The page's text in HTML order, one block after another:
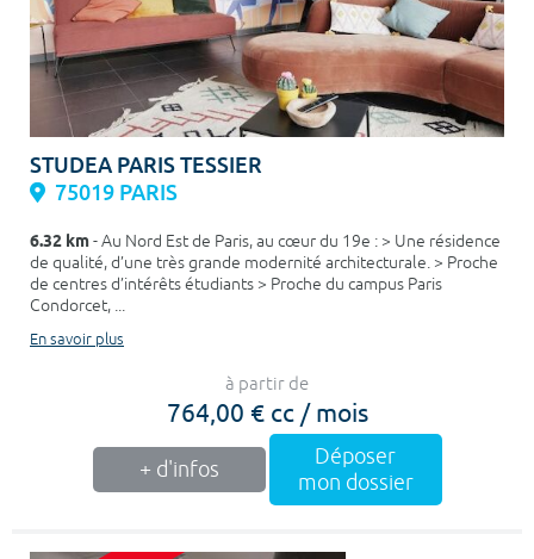
STUDEA PARIS TESSIER
75019 PARIS
6.32 km- Au Nord Est de Paris, au cœur du 19e : > Une résidence
de qualité, d’une très grande modernité architecturale. > Proche
de centres d’intérêts étudiants > Proche du campus Paris
Condorcet, ...
En savoir plus
à partir de
764,00 € cc / mois
+ d'infos
Déposer
mon dossier